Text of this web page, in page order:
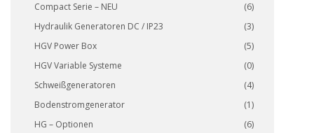
Compact Serie – NEU
(6)
Hydraulik Generatoren DC / IP23
(3)
HGV Power Box
(5)
HGV Variable Systeme
(0)
Schweißgeneratoren
(4)
Bodenstromgenerator
(1)
HG – Optionen
(6)